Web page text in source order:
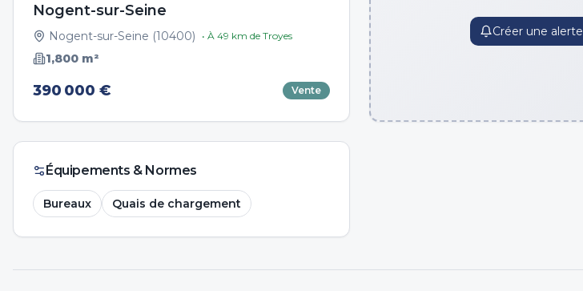
Nogent-sur-Seine
Nogent-sur-Seine (10400) • À 49 km de Troyes
1,800 m²
390 000 € Vente
Créer une alerte
Équipements & Normes
Bureaux Quais de chargement